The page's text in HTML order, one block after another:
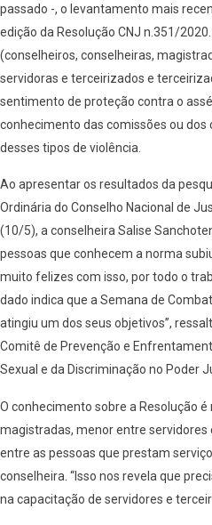
passado -, o levantamento mais
edição da Resolução CNJ n.351/
(conselheiros, conselheiras,
servidoras e terceirizados e
sentimento de proteção contra o
conhecimento das comissões ou
desses tipos de violência.
Ao apresentar os resultados da
Ordinária do Conselho Nacional de
(10/5), a conselheira Salise
pessoas que conhecem a norma
muito felizes com isso, por todo o
dado indica que a Semana de
atingiu um dos seus objetivos”,
Comitê de Prevenção e
Sexual e da Discriminação no Poder
O conhecimento sobre a Resolução
magistradas, menor entre servidores
entre as pessoas que prestam
conselheira. “Isso nos revela que
na capacitação de servidores e